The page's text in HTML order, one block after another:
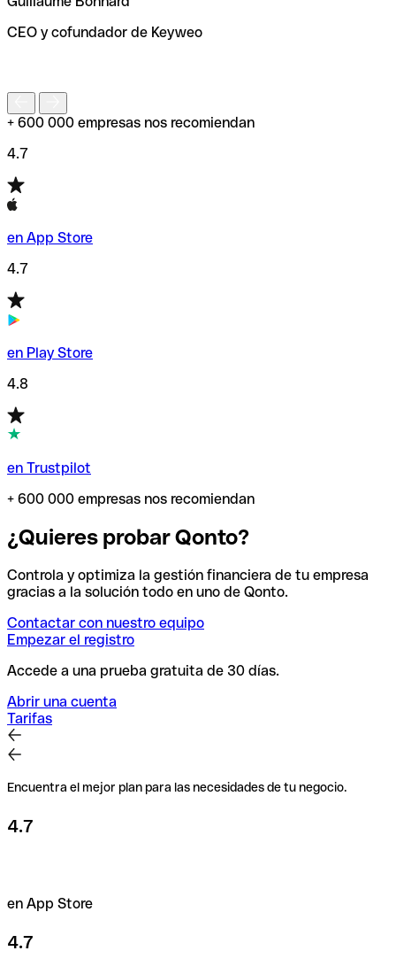
de enviar tu transferencia.
CEO y cofundador de Keyweo
+ 600 000 empresas nos recomiendan
4.7
en App Store
4.7
en Play Store
4.8
en Trustpilot
+ 600 000 empresas nos recomiendan
¿Quieres probar Qonto?
Controla y optimiza la gestión financiera de tu empresa
gracias a la solución todo en uno de Qonto.
Contactar con nuestro equipo
Empezar el registro
Accede a una prueba gratuita de 30 días.
Abrir una cuenta
Tarifas
Encuentra el mejor plan para las necesidades de tu negocio.
4.7
en App Store
4.7